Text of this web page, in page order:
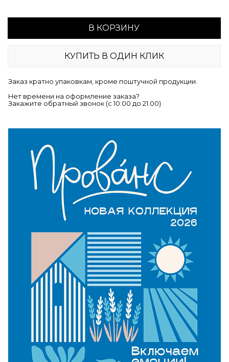
В КОРЗИНУ
КУПИТЬ В ОДИН КЛИК
Заказ кратно упаковкам, кроме поштучной продукции.
Нет времени на оформление заказа?
Закажите обратный звонок (c 10:00 до 21:00)